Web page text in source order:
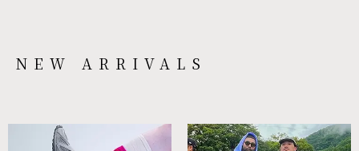
NEW ARRIVALS